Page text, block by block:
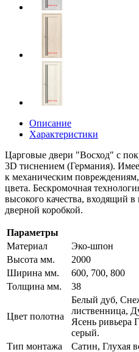
Описание
Характеристики
Царговые двери "Восход" с
3D тиснением (Германия).
к механическим повреждениям,
цвета. Бескромочная
высокого качества, входящий
дверной коробкой.
Параметры
Материал
Эко-шпон
Высота мм.
2000
Ширина мм.
600, 700, 800
Толщина мм.
38
Цвет полотна
Белый дуб,
лиственница,
Ясень ривьера
серый.
Тип монтажа
Сатин, Глухая